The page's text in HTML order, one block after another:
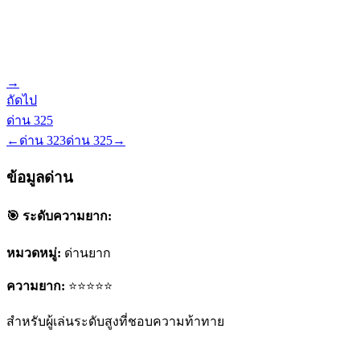
→
ถัดไป
ด่าน 325
← ด่าน 323ด่าน 325→
ข้อมูลด่าน
🎯 ระดับความยาก:
หมวดหมู่: ด่านยาก
ความยาก: ⭐⭐⭐⭐⭐
สำหรับผู้เล่นระดับสูงที่ชอบความท้าทาย